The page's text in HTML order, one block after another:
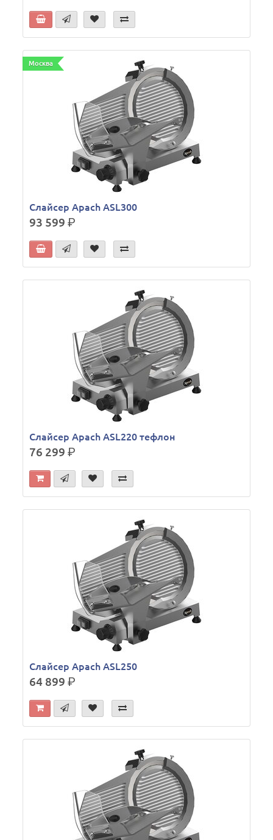
Москва
Слайсер Apach ASL300
93 599р.
Слайсер Apach ASL220 тефлон
76 299р.
Слайсер Apach ASL250
64 899р.